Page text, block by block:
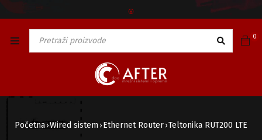
🅯
0
Početna ›Wired sistem › Ethernet Router ›Teltonika RUT200 LTE